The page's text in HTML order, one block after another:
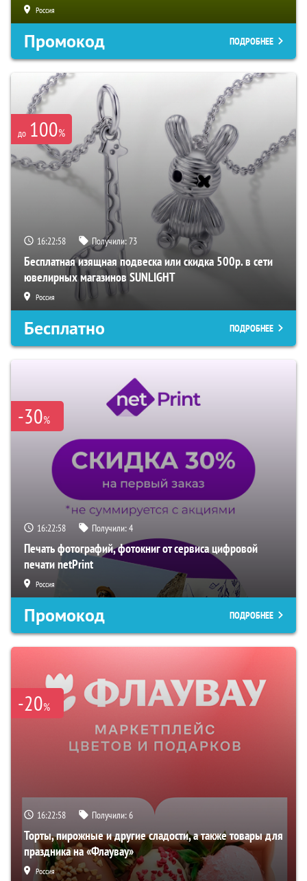
Россия
Промокод ПОДРОБНЕЕ
до 100%
16:22:57 Получили:73
Бесплатная изящная подвеска или скидка 500р. в сети
ювелирных магазинов SUNLIGHT
Россия
Бесплатно ПОДРОБНЕЕ
-30%
16:22:57 Получили:4
Печать фотографий, фотокниг от сервиса цифровой
печати netPrint
Россия
Промокод ПОДРОБНЕЕ
-20%
16:22:57 Получили:6
Торты, пирожные и другие сладости, а также товары для
праздника на «Флаувау»
Россия